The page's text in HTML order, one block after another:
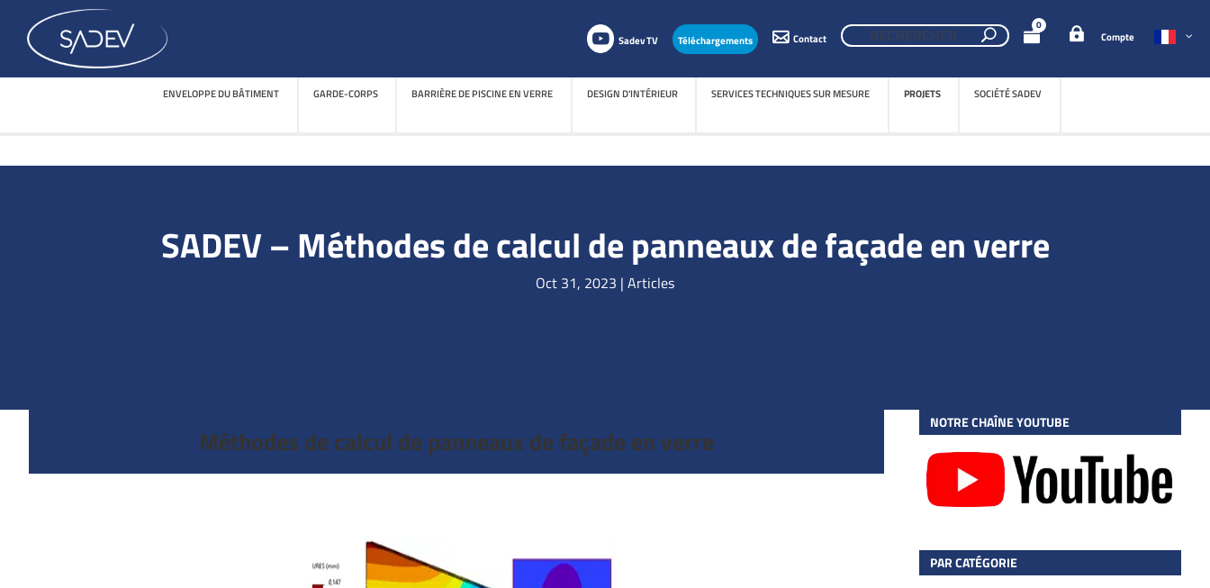
Sadev TV Téléchargements Contact
0
Compte
ENVELOPPE DU BÂTIMENT GARDE-CORPS BARRIÈRE DE PISCINE EN VERRE DESIGN D'INTÉRIEUR SERVICES TECHNIQUES SUR MESURE PROJETS SOCIÉTÉ SADEV
SADEV – Méthodes de calcul de panneaux de façade en verre
Oct 31, 2023 | Articles
Méthodes de calcul de panneaux de façade en verre
NOTRE CHAÎNE YOUTUBE
PAR CATÉGORIE